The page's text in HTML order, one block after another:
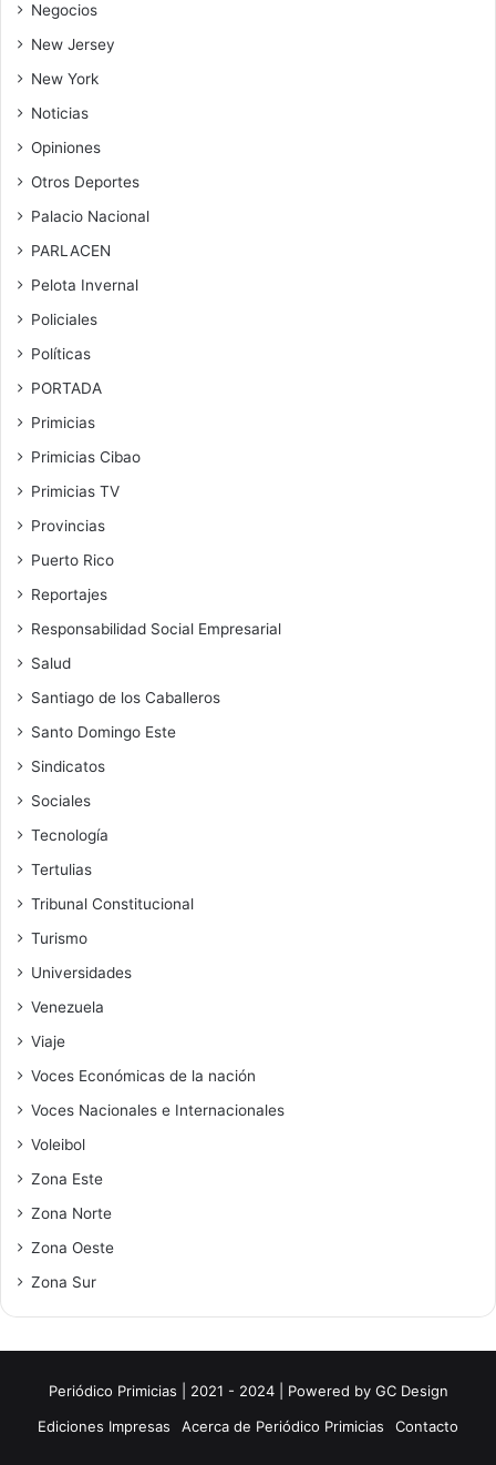
Negocios
New Jersey
New York
Noticias
Opiniones
Otros Deportes
Palacio Nacional
PARLACEN
Pelota Invernal
Policiales
Políticas
PORTADA
Primicias
Primicias Cibao
Primicias TV
Provincias
Puerto Rico
Reportajes
Responsabilidad Social Empresarial
Salud
Santiago de los Caballeros
Santo Domingo Este
Sindicatos
Sociales
Tecnología
Tertulias
Tribunal Constitucional
Turismo
Universidades
Venezuela
Viaje
Voces Económicas de la nación
Voces Nacionales e Internacionales
Voleibol
Zona Este
Zona Norte
Zona Oeste
Zona Sur
Periódico Primicias | 2021 - 2024 | Powered by GC Design
Ediciones Impresas
Acerca de Periódico Primicias Contacto